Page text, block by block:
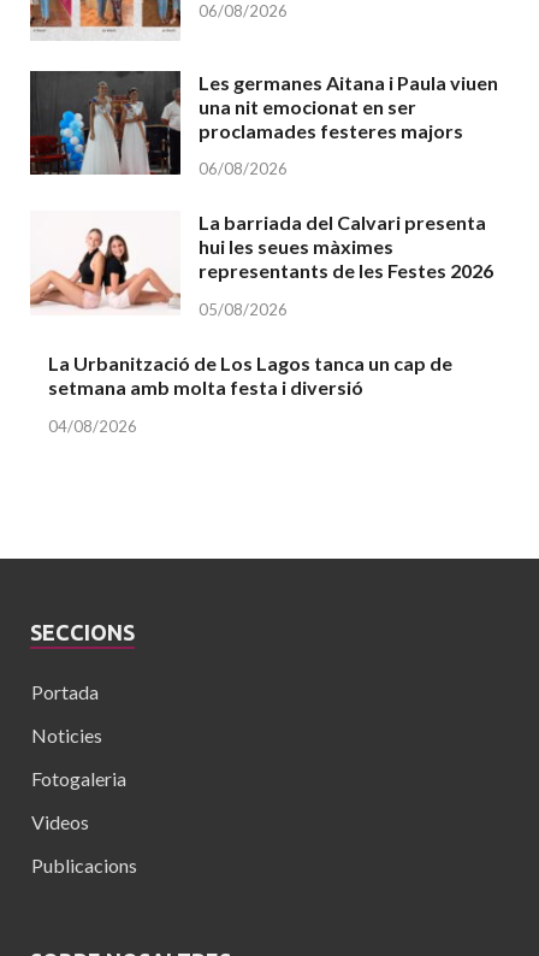
06/08/2026
Les germanes Aitana i Paula viuen
una nit emocionat en ser
proclamades festeres majors
06/08/2026
La barriada del Calvari presenta
hui les seues màximes
representants de les Festes 2026
05/08/2026
La Urbanització de Los Lagos tanca un cap de
setmana amb molta festa i diversió
04/08/2026
SECCIONS
Portada
Noticies
Fotogaleria
Videos
Publicacions